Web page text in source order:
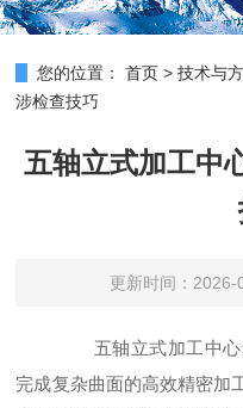
您的位置： 首页 >技术与
涉检查技巧
五轴立式加工中
更新时间：2026-
五轴立式加工中心
完成复杂曲面的高效精密加